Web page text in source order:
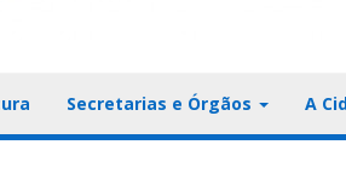
Secretarias e Órgãos A